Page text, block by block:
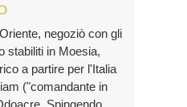
negoziò con gli
stabiliti in Moesia,
a partire per l'Italia
("comandante in
Spingendo